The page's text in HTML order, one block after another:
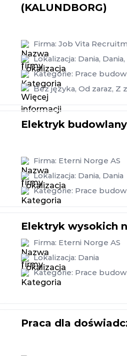
(KALUNDBORG)
Firma: Job Vita
Lokalizacja: Dania, Dania,
Kategorie: Prace
Bez języka, Od zaraz, Z
Elektryk budowlany
Firma: Eterni Norge AS
Lokalizacja: Dania, Dania
Kategorie: Prace
Elektryk wysokich
Firma: Eterni Norge AS
Lokalizacja: Dania
Kategorie: Prace
Praca dla